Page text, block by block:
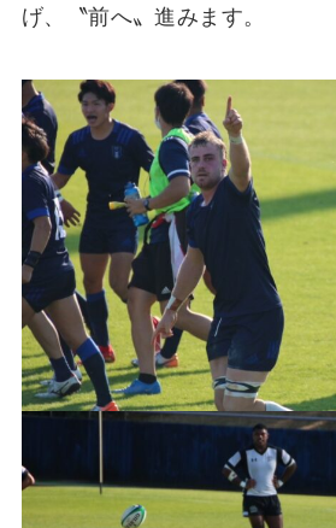
げ、〝前へ〟進みます。